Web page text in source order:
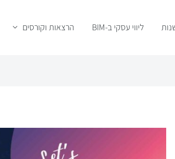
ליווי עסקי ב-BIM הרצאות וקורסים